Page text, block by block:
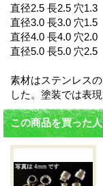
直径2.5 長2.5 穴1.3
直径3.0 長3.0 穴1.5
直径4.0 長4.0 穴2.0
直径5.0 長5.0 穴2.5
素材はステンレス
した。塗装では表
この商品を買った